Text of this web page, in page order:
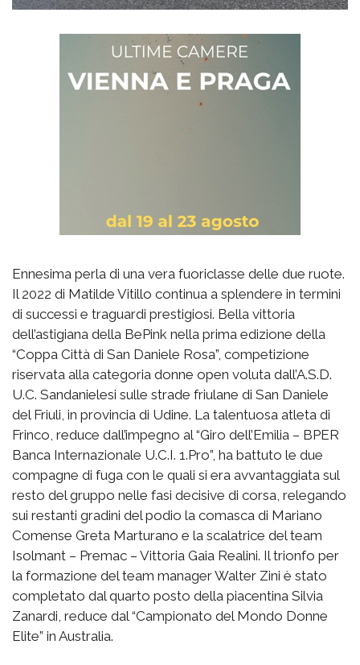
Ennesima perla di una vera fuoriclasse delle due ruote.
Il 2022 di Matilde Vitillo continua a splendere in termini
di successi e traguardi prestigiosi. Bella vittoria
dell’astigiana della BePink nella prima edizione della
“Coppa Città di San Daniele Rosa”, competizione
riservata alla categoria donne open voluta dall’A.S.D.
U.C. Sandanielesi sulle strade friulane di San Daniele
del Friuli, in provincia di Udine. La talentuosa atleta di
Frinco, reduce dall’impegno al “Giro dell’Emilia – BPER
Banca Internazionale U.C.I. 1.Pro”, ha battuto le due
compagne di fuga con le quali si era avvantaggiata sul
resto del gruppo nelle fasi decisive di corsa, relegando
sui restanti gradini del podio la comasca di Mariano
Comense Greta Marturano e la scalatrice del team
Isolmant – Premac – Vittoria Gaia Realini. Il trionfo per
la formazione del team manager Walter Zini è stato
completato dal quarto posto della piacentina Silvia
Zanardi, reduce dal “Campionato del Mondo Donne
Elite” in Australia.